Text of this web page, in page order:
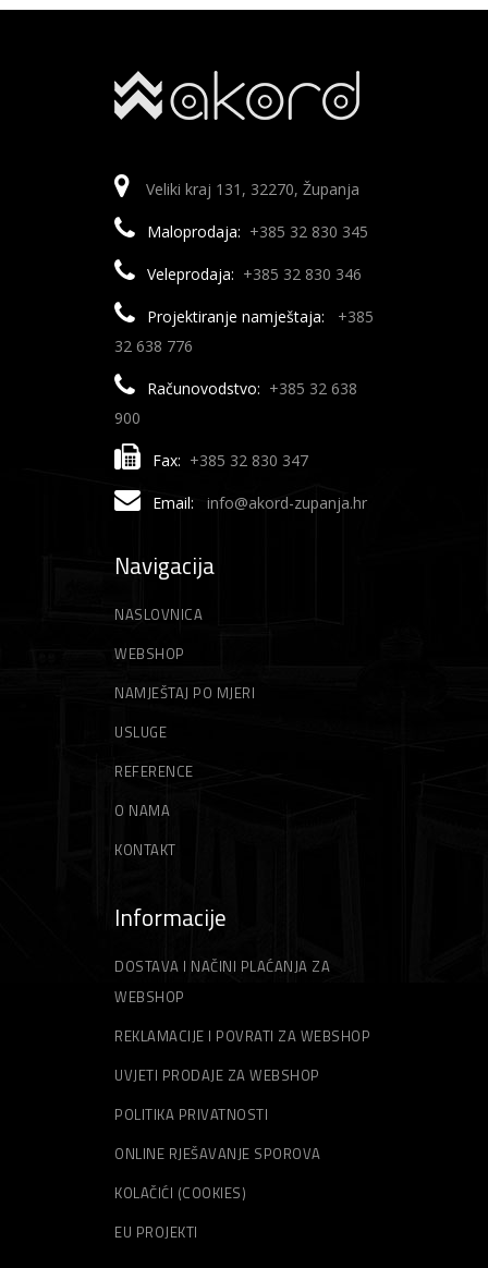
Veliki kraj 131, 32270, Županja
Maloprodaja: +385 32 830 345
Veleprodaja: +385 32 830 346
Projektiranje namještaja:
+385
32 638 776
Računovodstvo: +385 32 638
900
Fax: +385 32 830 347
Email: info@akord-zupanja.hr
Navigacija
NASLOVNICA
WEBSHOP
NAMJEŠTAJ PO MJERI
USLUGE
REFERENCE
O NAMA
KONTAKT
Informacije
DOSTAVA I NAČINI PLAĆANJA ZA
WEBSHOP
REKLAMACIJE I POVRATI ZA WEBSHOP
UVJETI PRODAJE ZA WEBSHOP
POLITIKA PRIVATNOSTI
ONLINE RJEŠAVANJE SPOROVA
KOLAČIĆI (COOKIES)
EU PROJEKTI